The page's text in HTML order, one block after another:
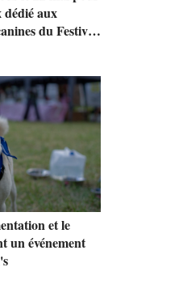
dédié aux
du Festival
et le
un événement